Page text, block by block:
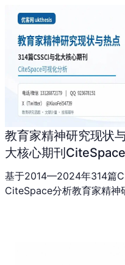
教育家精神研究现状
大核心期刊
基于2014—2024年314篇
CiteSpace分析教育家精神